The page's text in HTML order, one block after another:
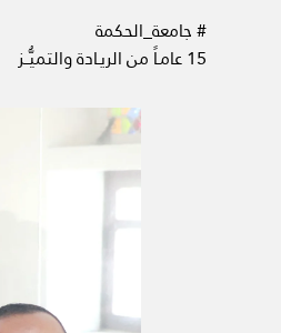
# جامعة_الحكمة
15 عامـاً من الريـادة والتميُّــز